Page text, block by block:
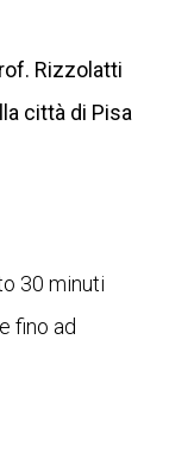
Rizzolatti
città di Pisa
30 minuti
fino ad